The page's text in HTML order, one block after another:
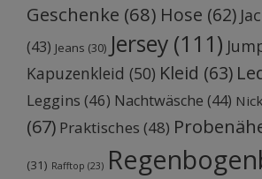
Geschenke (68) Hose (62)
(43) Jeans (30) Jersey (111)
Kapuzenkleid (50) Kleid (63)
Leggins (46) Nachtwäsche (44)
(67) Praktisches (48)
(31) Rafftop (23)